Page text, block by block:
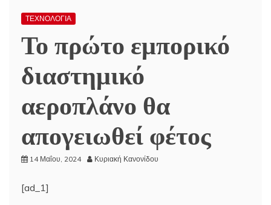
ΤΕΧΝΟΛΟΓΙΑ
Το πρώτο εμπορικό
διαστημικό
αεροπλάνο θα
απογειωθεί φέτος
14 Μαΐου, 2024 Κυριακή Κανονίδου
[ad_1]